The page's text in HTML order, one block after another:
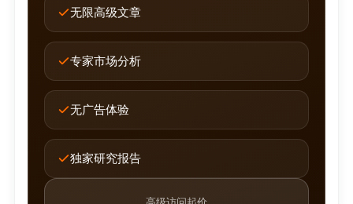
无限高级文章
专家市场分析
无广告体验
独家研究报告